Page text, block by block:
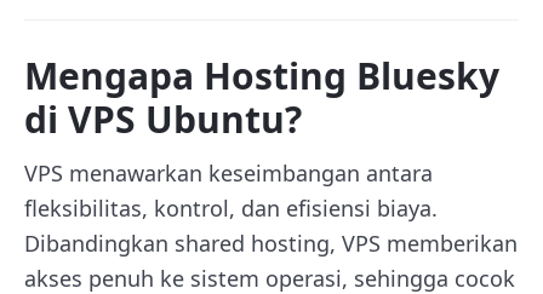
Mengapa Hosting Bluesky
di VPS Ubuntu?
VPS menawarkan keseimbangan antara
fleksibilitas, kontrol, dan efisiensi biaya.
Dibandingkan shared hosting, VPS memberikan
akses penuh ke sistem operasi, sehingga cocok